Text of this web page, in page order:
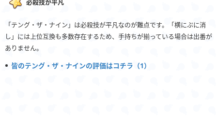
必殺技が平凡
「テング・ザ・ナイン」は必殺技が平凡なのが難点です。「横にぷに消
し」には上位互換も多数存在するため、手持ちが揃っている場合は出番が
ありません。
皆のテング・ザ・ナインの評価はコチラ（1）